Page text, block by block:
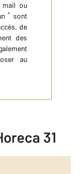
mail ou
* sont
de
des
au
31